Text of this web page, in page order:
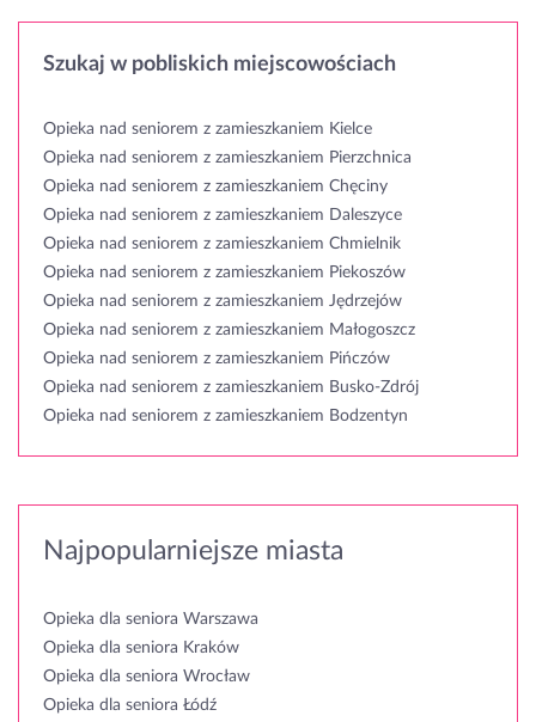
Szukaj w pobliskich miejscowościach
Opieka nad seniorem z zamieszkaniem Kielce
Opieka nad seniorem z zamieszkaniem Pierzchnica
Opieka nad seniorem z zamieszkaniem Chęciny
Opieka nad seniorem z zamieszkaniem Daleszyce
Opieka nad seniorem z zamieszkaniem Chmielnik
Opieka nad seniorem z zamieszkaniem Piekoszów
Opieka nad seniorem z zamieszkaniem Jędrzejów
Opieka nad seniorem z zamieszkaniem Małogoszcz
Opieka nad seniorem z zamieszkaniem Pińczów
Opieka nad seniorem z zamieszkaniem Busko-Zdrój
Opieka nad seniorem z zamieszkaniem Bodzentyn
Najpopularniejsze miasta
Opieka dla seniora Warszawa
Opieka dla seniora Kraków
Opieka dla seniora Wrocław
Opieka dla seniora Łódź